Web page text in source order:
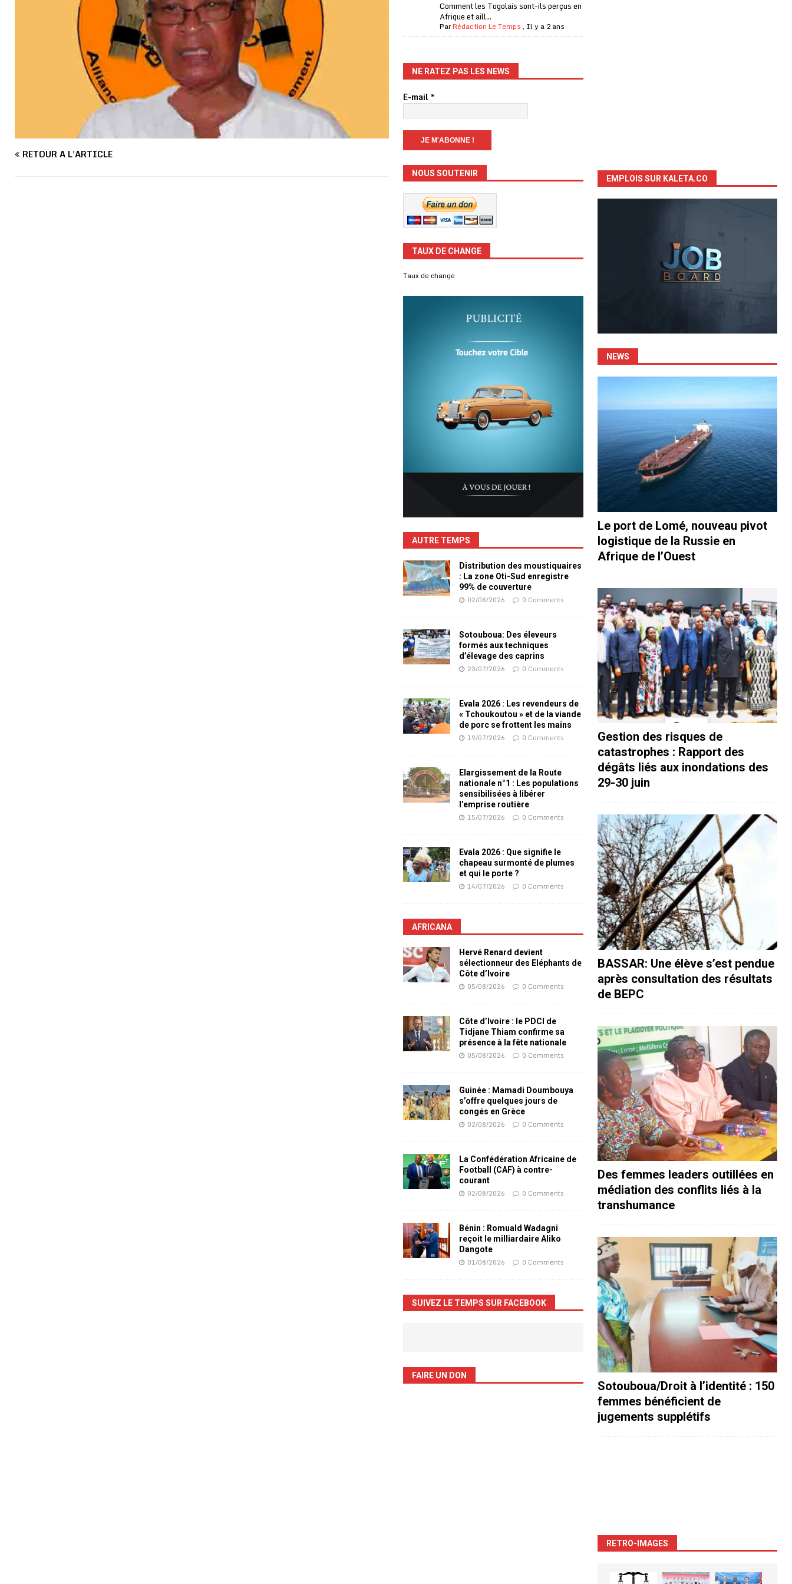
RETOUR À L'ARTICLE
Comment les Togolais sont-ils perçus en
Afrique et aill...
ParRédaction Le Temps , Il y a 2 ans
NE RATEZ PAS LES NEWS
E-mail*
NOUS SOUTENIR
TAUX DE CHANGE
Taux de change
AUTRE TEMPS
Distribution des moustiquaires
: La zone Oti-Sud enregistre
99% de couverture
02/08/2026 0 Comments
Sotouboua: Des éleveurs
formés aux techniques
d’élevage des caprins
23/07/2026 0 Comments
Evala 2026 : Les revendeurs de
« Tchoukoutou » et de la viande
de porc se frottent les mains
19/07/2026 0 Comments
Elargissement de la Route
nationale n°1 : Les populations
sensibilisées à libérer
l’emprise routière
15/07/2026 0 Comments
Evala 2026 : Que signifie le
chapeau surmonté de plumes
et qui le porte ?
14/07/2026 0 Comments
AFRICANA
Hervé Renard devient
sélectionneur des Eléphants de
Côte d’Ivoire
05/08/2026 0 Comments
Côte d’Ivoire : le PDCI de
Tidjane Thiam confirme sa
présence à la fête nationale
05/08/2026 0 Comments
Guinée : Mamadi Doumbouya
s’offre quelques jours de
congés en Grèce
02/08/2026 0 Comments
La Confédération Africaine de
Football (CAF) à contre-
courant
02/08/2026 0 Comments
Bénin : Romuald Wadagni
reçoit le milliardaire Aliko
Dangote
01/08/2026 0 Comments
SUIVEZ LE TEMPS SUR FACEBOOK
FAIRE UN DON
EMPLOIS SUR KALETA.CO
NEWS
Le port de Lomé, nouveau pivot
logistique de la Russie en
Afrique de l’Ouest
Gestion des risques de
catastrophes : Rapport des
dégâts liés aux inondations des
29-30 juin
BASSAR: Une élève s’est pendue
après consultation des résultats
de BEPC
Des femmes leaders outillées en
médiation des conflits liés à la
transhumance
Sotouboua/Droit à l’identité : 150
femmes bénéficient de
jugements supplétifs
RETRO-IMAGES